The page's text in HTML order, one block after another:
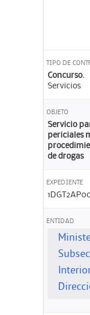
TIPO DE
Concurso.
Servicios
OBJETO
Servicio
periciales
de drogas
EXPEDIENTE
ENTIDAD